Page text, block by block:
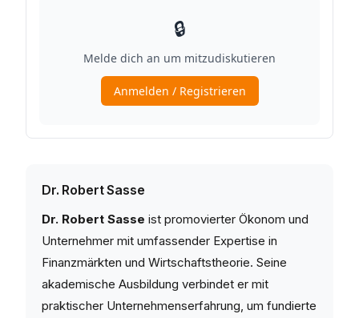
Dr. Robert Sasse
Dr. Robert Sasse ist promovierter Ökonom und
Unternehmer mit umfassender Expertise in
Finanzmärkten und Wirtschaftstheorie. Seine
akademische Ausbildung verbindet er mit
praktischer Unternehmenserfahrung, um fundierte